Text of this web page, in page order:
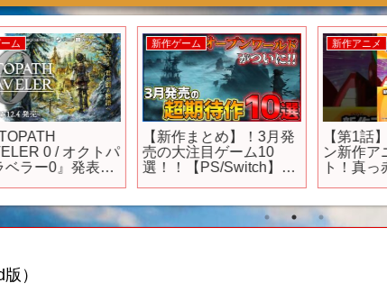
0 / オクトパ
ラー0』発表ト
新作ゲーム
【新作まとめ】！3月発
売の大注目ゲーム10
選！！【PS/Switch】
新作アニメ
【第1話】
ン新作アニ
ト！真っ赤
う！？【ア
#shorts #バ
）